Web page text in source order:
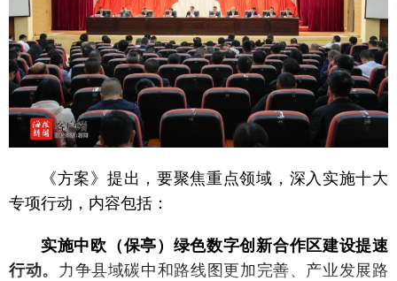
《方案》提出，要聚焦重点领域，深入实施十大
专项行动，内容包括：
实施中欧（保亭）绿色数字创新合作区建设提速
行动。 力争县域碳中和路线图更加完善、产业发展路